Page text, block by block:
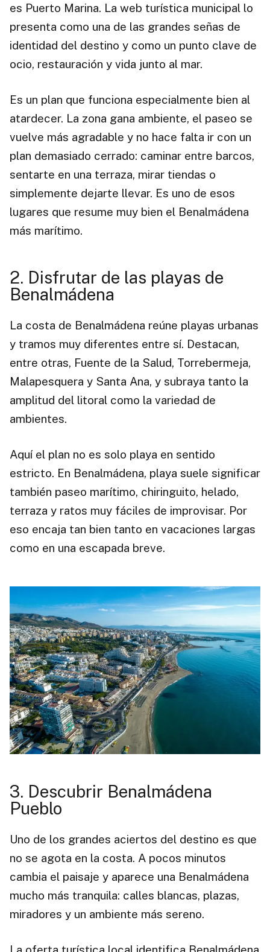
es Puerto Marina. La web turística municipal lo
presenta como una de las grandes señas de
identidad del destino y como un punto clave de
ocio, restauración y vida junto al mar.
Es un plan que funciona especialmente bien al
atardecer. La zona gana ambiente, el paseo se
vuelve más agradable y no hace falta ir con un
plan demasiado cerrado: caminar entre barcos,
sentarte en una terraza, mirar tiendas o
simplemente dejarte llevar. Es uno de esos
lugares que resume muy bien el Benalmádena
más marítimo.
2. Disfrutar de las playas de
Benalmádena
La costa de Benalmádena reúne playas urbanas
y tramos muy diferentes entre sí. Destacan,
entre otras, Fuente de la Salud, Torrebermeja,
Malapesquera y Santa Ana, y subraya tanto la
amplitud del litoral como la variedad de
ambientes.
Aquí el plan no es solo playa en sentido
estricto. En Benalmádena, playa suele significar
también paseo marítimo, chiringuito, helado,
terraza y ratos muy fáciles de improvisar. Por
eso encaja tan bien tanto en vacaciones largas
como en una escapada breve.
3. Descubrir Benalmádena
Pueblo
Uno de los grandes aciertos del destino es que
no se agota en la costa. A pocos minutos
cambia el paisaje y aparece una Benalmádena
mucho más tranquila: calles blancas, plazas,
miradores y un ambiente más sereno.